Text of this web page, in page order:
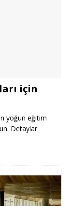
için
yoğun eğitim
Detaylar